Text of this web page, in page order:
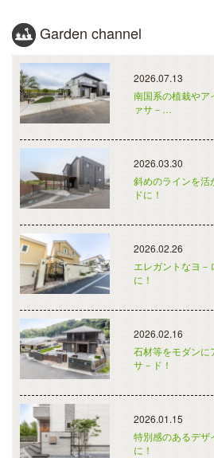
Garden channel
2026.07.13
南国系の植栽やア
ァサ－…
2026.03.30
斜めのラインを活
ドに！
2026.02.26
エレガントなヨ
に！
2026.02.16
石材等をモダンに
サ－ド！
2026.01.15
特別感のあるデザ
に！